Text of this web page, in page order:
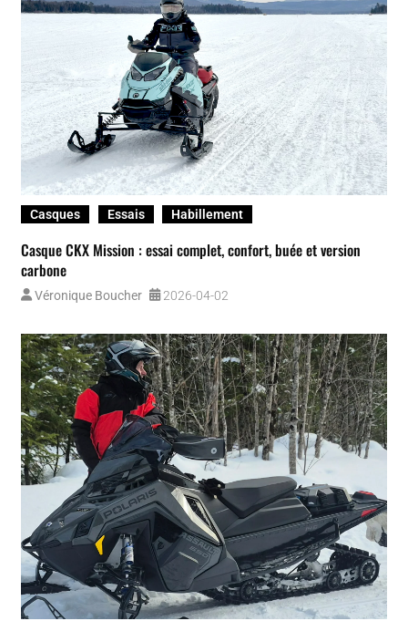
Essais Motoneiges Ski-Doo
Ski-Doo Summit X Expert 2026 : une arme de précision en
montagne à la puissance maîtrisée
Pierre-Olivier Roy 2026-03-20
Arctic-Cat Essais Motoneiges
EXT Special 858 2026 d’Arctic Cat : le retour d’un félin qui mord
au sentier!
Patrick Roch 2026-03-19